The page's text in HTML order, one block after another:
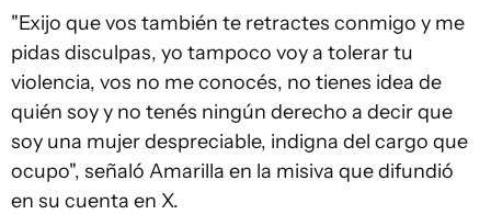
"Exijo que vos también te retractes conmigo y me
pidas disculpas, yo tampoco voy a tolerar tu
violencia, vos no me conocés, no tienes idea de
quién soy y no tenés ningún derecho a decir que
soy una mujer despreciable, indigna del cargo que
ocupo", señaló Amarilla en la misiva que difundió
en su cuenta en X.